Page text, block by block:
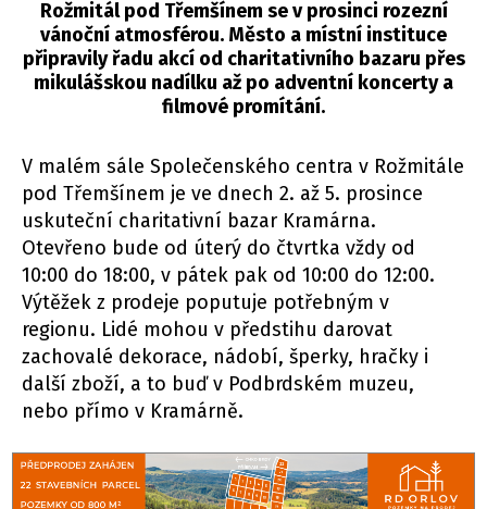
Rožmitál pod Třemšínem se v prosinci rozezní
vánoční atmosférou. Město a místní instituce
připravily řadu akcí od charitativního bazaru přes
mikulášskou nadílku až po adventní koncerty a
filmové promítání.
V malém sále Společenského centra v Rožmitále
pod Třemšínem je ve dnech 2. až 5. prosince
uskuteční charitativní bazar Kramárna.
Otevřeno bude od úterý do čtvrtka vždy od
10:00 do 18:00, v pátek pak od 10:00 do 12:00.
Výtěžek z prodeje poputuje potřebným v
regionu. Lidé mohou v předstihu darovat
zachovalé dekorace, nádobí, šperky, hračky i
další zboží, a to buď v Podbrdském muzeu,
nebo přímo v Kramárně.